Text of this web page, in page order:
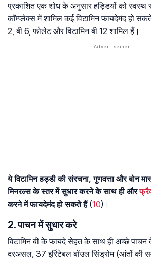
प्रकाशित एक शोध के अनुसार हड्डियों को स्वस्थ
कॉम्प्लेक्स में शामिल कई विटामिन फायदेमंद हो
2, बी 6, फोलेट और विटामिन बी 12 शामिल हैं।
ये विटामिन हड्डी की संरचना, गुणवत्ता और बोन
मिनरल्स के स्तर में सुधार करने के साथ ही और
करने में फायदेमंद हो सकते हैं(10)।
2. पाचन में सुधार करे
विटामिन बी के फायदे सेहत के साथ ही अच्छे पाचन
दरअसल, 37 इर्रिटेबल बॉउल सिंड्रोम (आंतों की